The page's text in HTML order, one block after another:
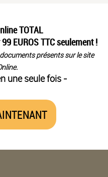
TOTAL
99 EUROS TTC seulement !
présents sur le site
une seule fois -